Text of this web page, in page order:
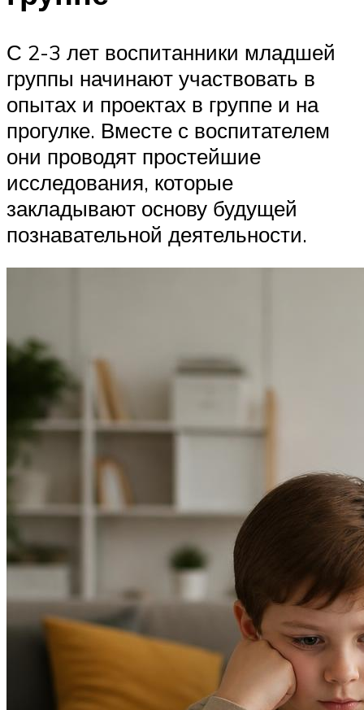
С 2-3 лет воспитанники младшей
группы начинают участвовать в
опытах и проектах в группе и на
прогулке. Вместе с воспитателем
они проводят простейшие
исследования, которые
закладывают основу будущей
познавательной деятельности.